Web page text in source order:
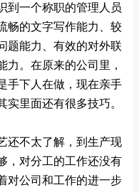
到一个称职的管理人员
畅的文字写作能力、较
题能力、有效的对外联
力。在原来的公司里，
手下人在做，现在亲手
里面还有很多技巧。
还不太了解，到生产现
，对分工的工作还没有
对公司和工作的进一步